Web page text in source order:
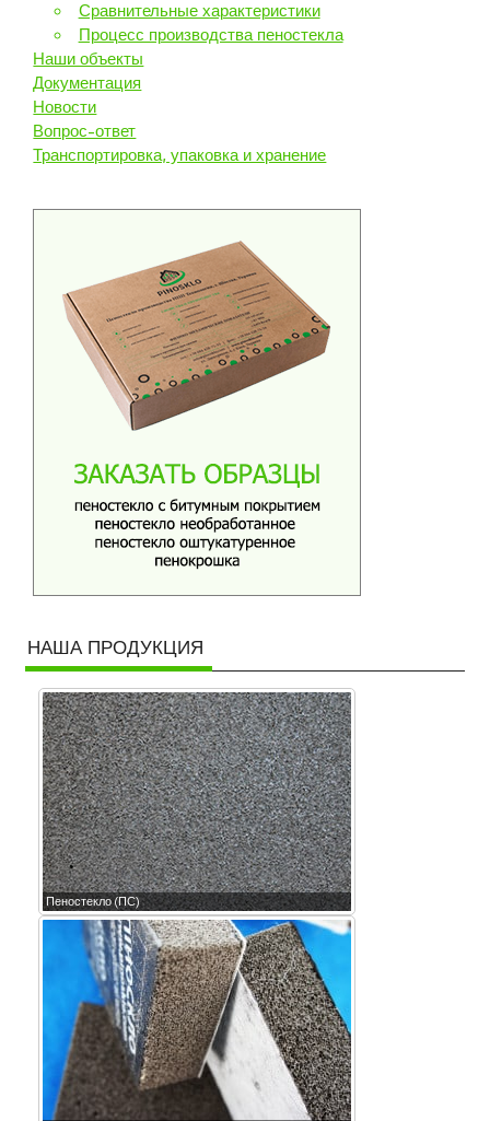
Сравнительные характеристики
Процесс производства пеностекла
Наши объекты
Документация
Новости
Вопрос-ответ
Транспортировка, упаковка и хранение
НАША ПРОДУКЦИЯ
Пеностекло (ПС)